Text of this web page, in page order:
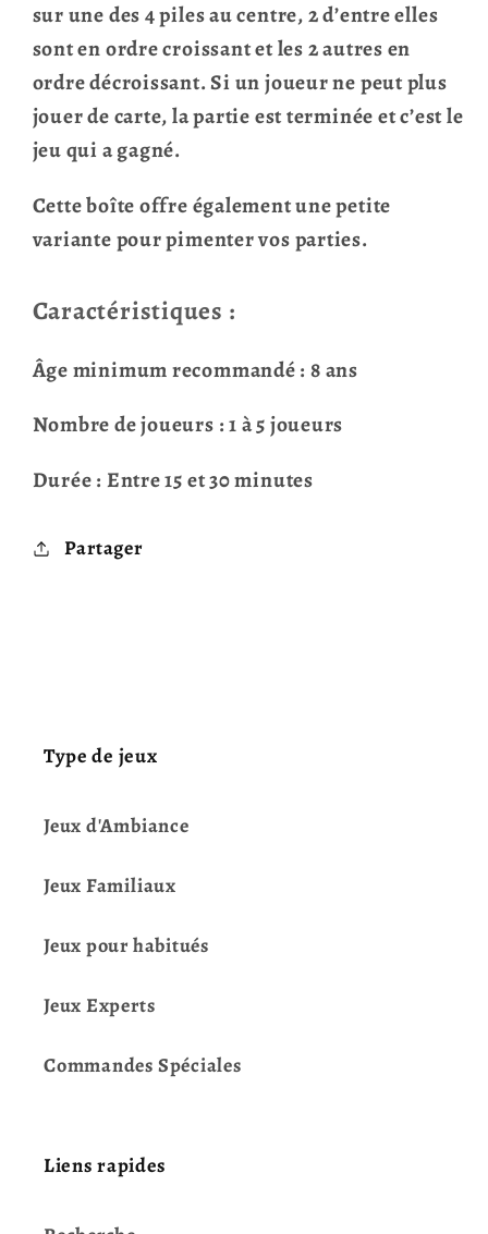
sur une des 4 piles au centre, 2 d’entre elles
sont en ordre croissant et les 2 autres en
ordre décroissant. Si un joueur ne peut plus
jouer de carte, la partie est terminée et c’est le
jeu qui a gagné.
Cette boîte offre également une petite
variante pour pimenter vos parties.
Caractéristiques :
Âge minimum recommandé : 8 ans
Nombre de joueurs : 1 à 5 joueurs
Durée : Entre 15 et 30 minutes
Partager
Type de jeux
Jeux d'Ambiance
Jeux Familiaux
Jeux pour habitués
Jeux Experts
Commandes Spéciales
Liens rapides